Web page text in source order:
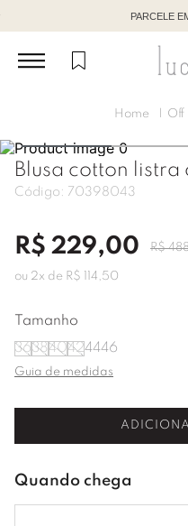
PARCELE
Off
Blusa cotton listra
Código: 70398043
R$ 229,00 R$
ou 2x de R$ 114 ,50
Tamanho
363840424446
Guia de medidas